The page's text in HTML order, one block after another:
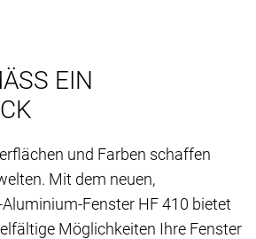
EIN
und Farben schaffen
Mit dem neuen,
Fenster HF 410 bietet
Möglichkeiten Ihre Fenster